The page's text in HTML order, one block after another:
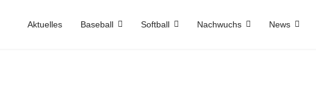
Aktuelles Baseball Softball Nachwuchs News